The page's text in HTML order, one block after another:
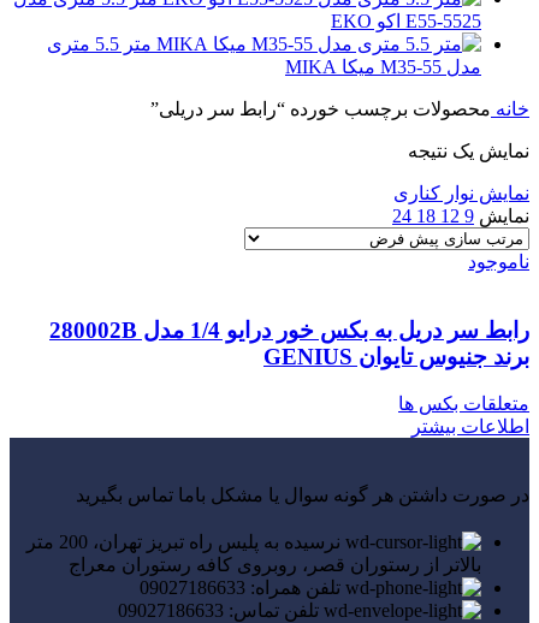
E55-5525 اکو EKO
متر 5.5 متری
مدل M35-55 میکا MIKA
خانه محصولات برچسب خورده “رابط سر دریلی”
نمایش یک نتیجه
نمایش نوار کناری
نمایش 9
12
18
24
ناموجود
رابط سر دریل به بکس خور درایو 1/4 مدل 280002B
برند جنیوس تایوان GENIUS
متعلقات بکس ها
اطلاعات بیشتر
در صورت داشتن هر گونه سوال یا مشکل باما تماس بگیرید
نرسیده به پلیس راه تبریز تهران، 200 متر
بالاتر از رستوران قصر، روبروی کافه رستوران معراج
تلفن همراه: 09027186633
تلفن تماس: 09027186633